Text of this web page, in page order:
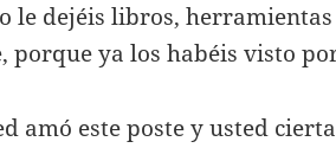
le dejéis libros,
porque ya los habéis visto
amó este poste y usted